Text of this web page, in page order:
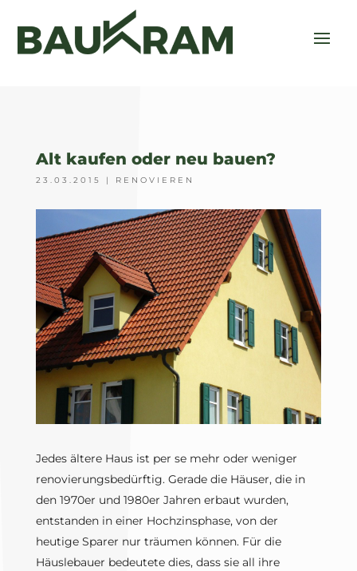
Alt kaufen oder neu bauen?
23.03.2015 | RENOVIEREN
Jedes ältere Haus ist per se mehr oder weniger
renovierungsbedürftig. Gerade die Häuser, die in
den 1970er und 1980er Jahren erbaut wurden,
entstanden in einer Hochzinsphase, von der
heutige Sparer nur träumen können. Für die
Häuslebauer bedeutete dies, dass sie all ihre